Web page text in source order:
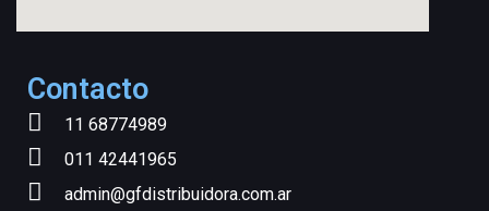
Contacto
11 68774989
011 42441965
admin@gfdistribuidora.com.ar